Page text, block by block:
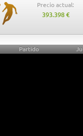
Precio actual:
393.398 €
Partido